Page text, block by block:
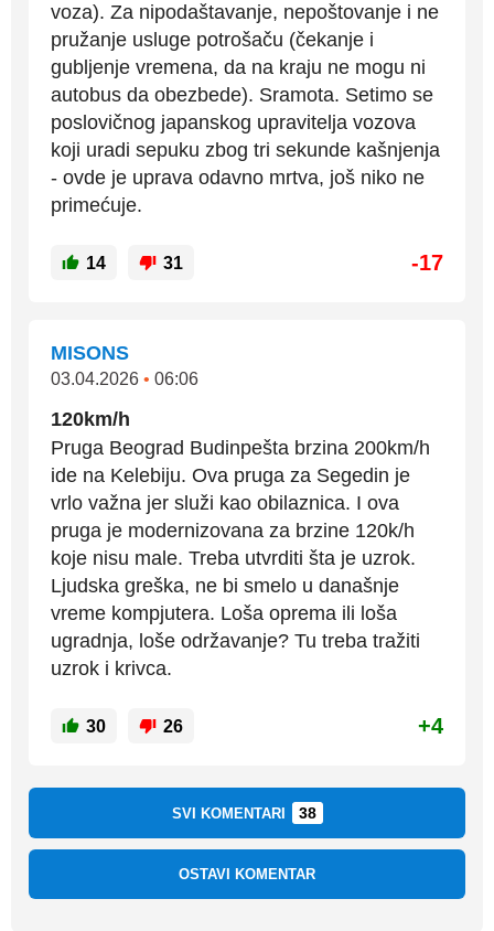
voza). Za nipodaštavanje, nepoštovanje i ne
pružanje usluge potrošaču (čekanje i
gubljenje vremena, da na kraju ne mogu ni
autobus da obezbede). Sramota. Setimo se
poslovičnog japanskog upravitelja vozova
koji uradi sepuku zbog tri sekunde kašnjenja
- ovde je uprava odavno mrtva, još niko ne
primećuje.
14 31 -17
MISONS
03.04.2026 • 06:06
120km/h
Pruga Beograd Budinpešta brzina 200km/h
ide na Kelebiju. Ova pruga za Segedin je
vrlo važna jer služi kao obilaznica. I ova
pruga je modernizovana za brzine 120k/h
koje nisu male. Treba utvrditi šta je uzrok.
Ljudska greška, ne bi smelo u današnje
vreme kompjutera. Loša oprema ili loša
ugradnja, loše održavanje? Tu treba tražiti
uzrok i krivca.
30 26 +4
SVI KOMENTARI 38
OSTAVI KOMENTAR